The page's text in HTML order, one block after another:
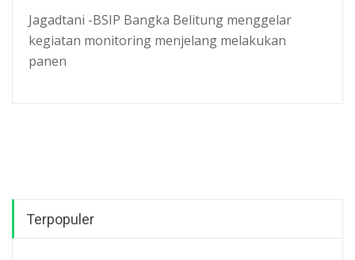
Jagadtani -BSIP Bangka Belitung menggelar
kegiatan monitoring menjelang melakukan
panen
Terpopuler